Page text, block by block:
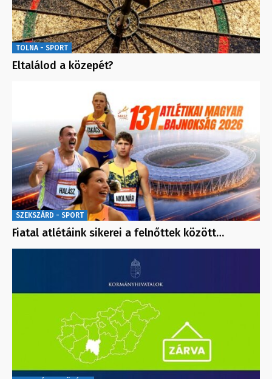
TOLNA - SPORT
Eltalálod a közepét?
SZEKSZÁRD - SPORT
Fiatal atlétáink sikerei a felnőttek között…